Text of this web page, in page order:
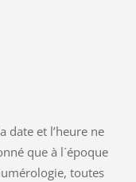
date et l’heure ne
que à l´époque
toutes